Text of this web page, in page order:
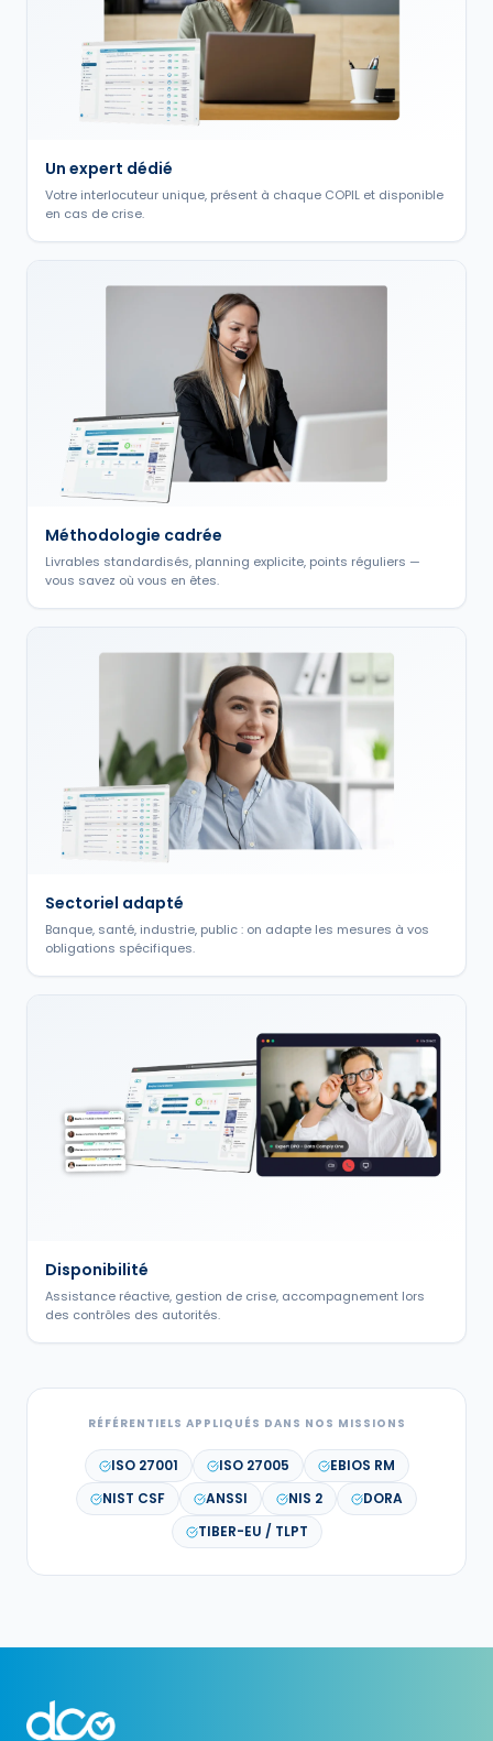
Un expert dédié
Votre interlocuteur unique, présent à chaque COPIL et disponible
en cas de crise.
Méthodologie cadrée
Livrables standardisés, planning explicite, points réguliers —
vous savez où vous en êtes.
Sectoriel adapté
Banque, santé, industrie, public : on adapte les mesures à vos
obligations spécifiques.
Disponibilité
Assistance réactive, gestion de crise, accompagnement lors
des contrôles des autorités.
RÉFÉRENTIELS APPLIQUÉS DANS NOS MISSIONS
ISO 27001 ISO 27005
EBIOS RM
NIST CSF
ANSSI NIS 2
DORA
TIBER-EU / TLPT